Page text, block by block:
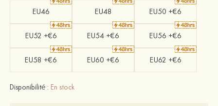
EU46 EU48 EU50 +€6
EU52 +€6 EU54 +€6 EU56 +€6
EU58 +€6 EU60 +€6 EU62 +€6
Disponibilité : En stock